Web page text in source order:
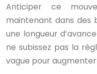
Anticiper ce
maintenant dans des
une longueur
ne subissez pas la
vague pour